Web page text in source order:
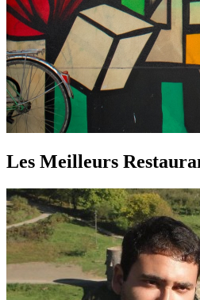
Les Meilleurs